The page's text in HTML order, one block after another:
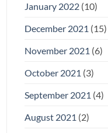
January 2022(10)
December 2021 (15)
November 2021 (6)
October 2021 (3)
September 2021 (4)
August 2021 (2)